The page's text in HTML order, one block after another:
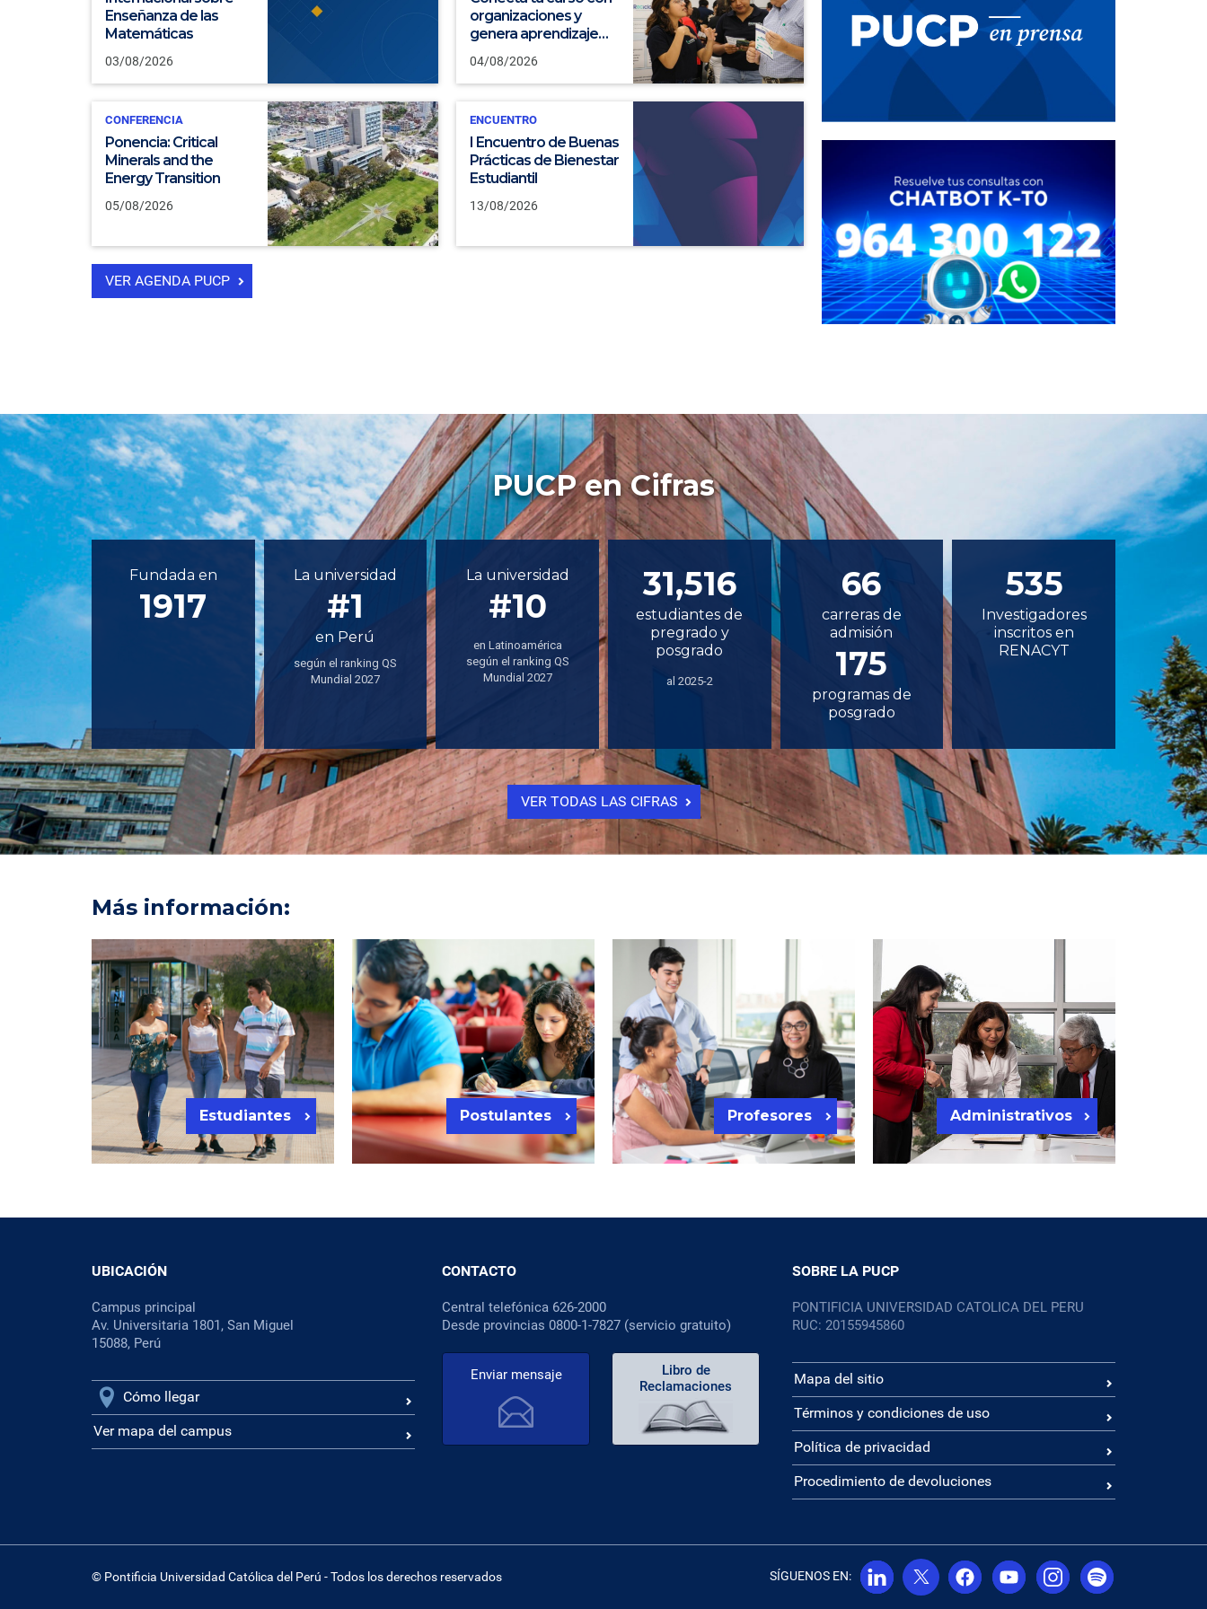
Enseñanza de las
Matemáticas
03/08/2026
organizaciones y
genera aprendizaje
04/08/2026
CONFERENCIA
Ponencia: Critical
Minerals and the
Energy Transition
05/08/2026
ENCUENTRO
I Encuentro de Buenas
Prácticas de Bienestar
Estudiantil
13/08/2026
VER AGENDA PUCP
PUCP en Cifras
Fundada en
1917
La universidad
#1
en Perú
según el ranking QS
Mundial 2027
La universidad
#10
en Latinoamérica
según el ranking QS
Mundial 2027
31,516
estudiantes de
pregrado y
posgrado
al 2025-2
66
carreras de
admisión
175
programas de
posgrado
535
Investigadores
inscritos en
RENACYT
VER TODAS LAS CIFRAS
Más información:
Estudiantes Postulantes Profesores Administrativos
UBICACIÓN
Campus principal
Av. Universitaria 1801, San Miguel
15088, Perú
Cómo llegar
Ver mapa del campus
CONTACTO
Central telefónica 626-2000
Desde provincias 0800-1-7827 (servicio gratuito)
Enviar mensaje
Libro de
Reclamaciones
SOBRE LA PUCP
PONTIFICIA UNIVERSIDAD CATOLICA DEL PERU
RUC: 20155945860
Mapa del sitio
Términos y condiciones de uso
Política de privacidad
Procedimiento de devoluciones
SÍGUENOS EN:
© Pontificia Universidad Católica del Perú - Todos los derechos reservados